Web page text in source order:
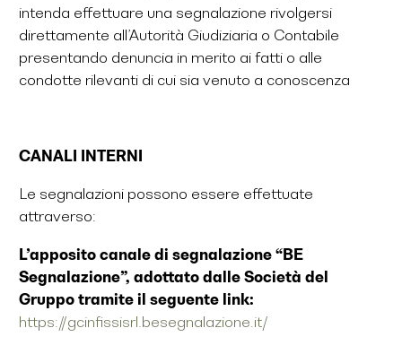
intenda effettuare una segnalazione rivolgersi
direttamente all’Autorità Giudiziaria o Contabile
presentando denuncia in merito ai fatti o alle
condotte rilevanti di cui sia venuto a conoscenza
CANALI INTERNI
Le segnalazioni possono essere effettuate
attraverso:
L’apposito canale di segnalazione “BE
Segnalazione”, adottato dalle Società del
Gruppo tramite il seguente link:
https://gcinfissisrl.besegnalazione.it/